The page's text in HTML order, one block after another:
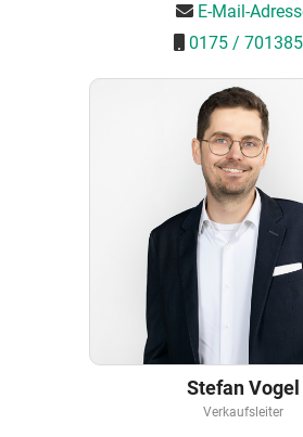
E-Mail-
0175 /
Stefan Vogel
Verkaufsleiter